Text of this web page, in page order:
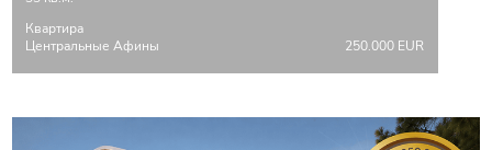
Квартира
Центральные Афины
250.000 EUR